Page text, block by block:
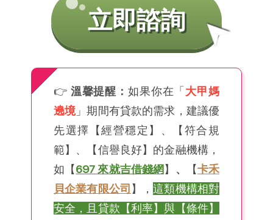
立即諮詢 ➤
👉 溫馨提醒：如果你在「大甲媽
遶境 」期間有貸款的需求，建議優
先選擇【經營穩定】、【符合規
範】、【信譽良好】的金融機構，
如【697 來就吉借錢網】 、 【卡禾
貝企業有限公司】，這類機構相對
安全，且貸款【利率】與【條件】